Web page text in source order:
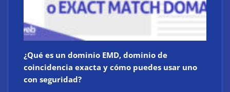
¿Qué es un dominio EMD, dominio de
coincidencia exacta y cómo puedes usar uno
con seguridad?